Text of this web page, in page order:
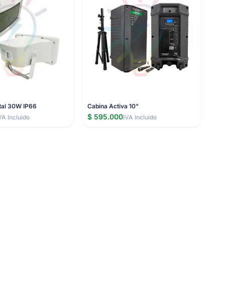
30W IP66
Incluido
Cabina Activa 10"
$ 595.000IVA Incluido